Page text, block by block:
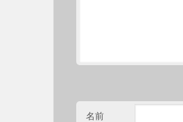
名前